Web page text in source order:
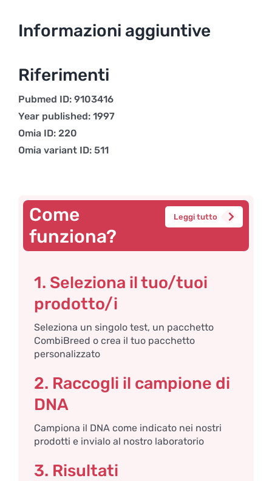
Informazioni aggiuntive
Riferimenti
Pubmed ID: 9103416
Year published: 1997
Omia ID: 220
Omia variant ID: 511
Come
funziona?
Leggi tutto
1. Seleziona il tuo/tuoi
prodotto/i
Seleziona un singolo test, un pacchetto
CombiBreed o crea il tuo pacchetto
personalizzato
2. Raccogli il campione di
DNA
Campiona il DNA come indicato nei nostri
prodotti e invialo al nostro laboratorio
3. Risultati